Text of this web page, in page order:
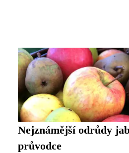
Nejznámější odrůdy
průvodce